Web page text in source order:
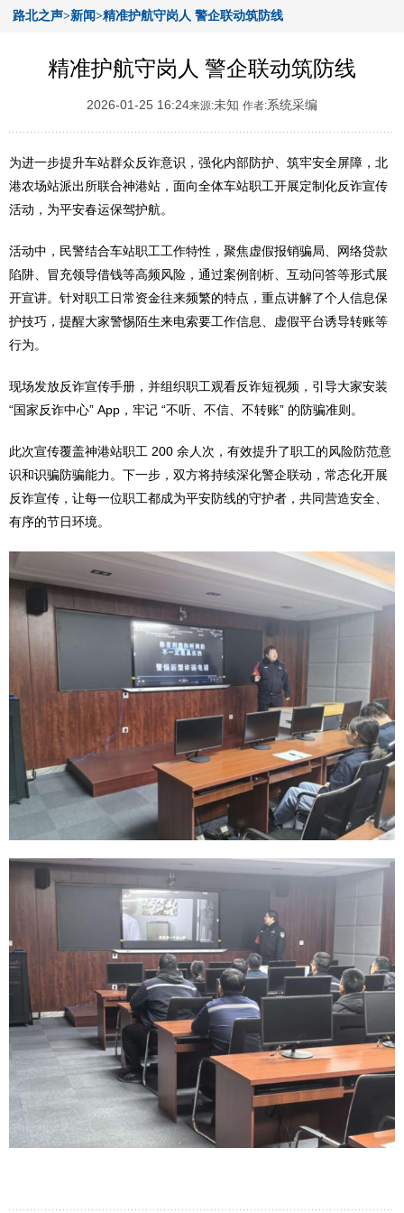
路北之声>新闻>精准护航守岗人 警企联动筑防线
精准护航守岗人 警企联动筑防线
2026-01-25 16:24来源:未知 作者:系统采编
为进一步提升车站群众反诈意识，强化内部防护、筑牢安全屏障，北
港农场站派出所联合神港站，面向全体车站职工开展定制化反诈宣传
活动，为平安春运保驾护航。
活动中，民警结合车站职工工作特性，聚焦虚假报销骗局、网络贷款
陷阱、冒充领导借钱等高频风险，通过案例剖析、互动问答等形式展
开宣讲。针对职工日常资金往来频繁的特点，重点讲解了个人信息保
护技巧，提醒大家警惕陌生来电索要工作信息、虚假平台诱导转账等
行为。
现场发放反诈宣传手册，并组织职工观看反诈短视频，引导大家安装
“国家反诈中心” App，牢记 “不听、不信、不转账” 的防骗准则。
此次宣传覆盖神港站职工 200 余人次，有效提升了职工的风险防范意
识和识骗防骗能力。下一步，双方将持续深化警企联动，常态化开展
反诈宣传，让每一位职工都成为平安防线的守护者，共同营造安全、
有序的节日环境。